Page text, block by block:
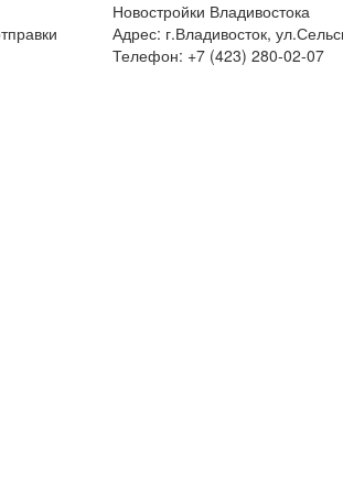
Новостройки Владивостока
Адрес: г.Владивосток,
Телефон: +7 (423) 280-02-07